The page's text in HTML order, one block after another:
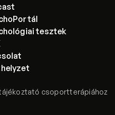
tesztek
csoportterápiához